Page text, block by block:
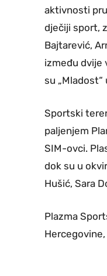
aktivnosti
dječiji sport,
Bajtarević,
između dvije
su
Sportski
paljenjem
SIM-ovci.
dok su u
Hušić, Sara
Plazma